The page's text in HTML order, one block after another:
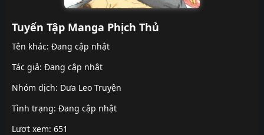
Tuyển Tập Manga Phịch Thủ
Tên khác: Đang cập nhật
Tác giả: Đang cập nhật
Nhóm dịch: Dưa Leo Truyện
Tình trạng: Đang cập nhật
Lượt xem: 651